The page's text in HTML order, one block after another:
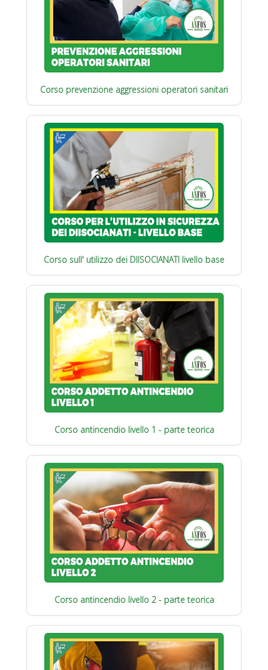
Corso prevenzione aggressioni operatori sanitari
Corso sull' utilizzo dei DIISOCIANATI livello base
Corso antincendio livello 1 - parte teorica
Corso antincendio livello 2 - parte teorica